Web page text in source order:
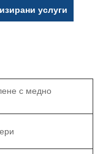
услуги
с медно